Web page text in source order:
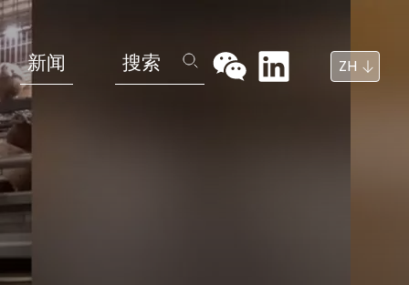
新闻 搜索 ZH